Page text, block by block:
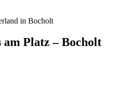
in Bocholt
am Platz – Bocholt